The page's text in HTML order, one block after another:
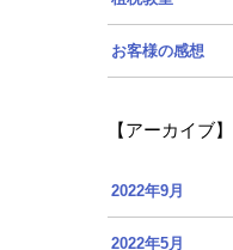
お客様の感想
【アーカイブ】
2022年9月
2022年5月